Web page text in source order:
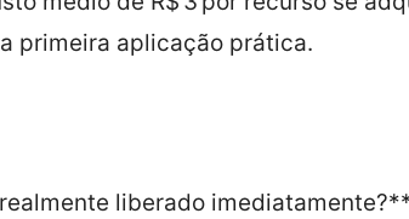
primeira aplicação prática.
liberado